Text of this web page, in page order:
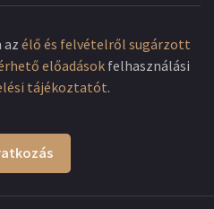
az élő és felvételről sugárzott
előadások felhasználási
tájékoztatót.